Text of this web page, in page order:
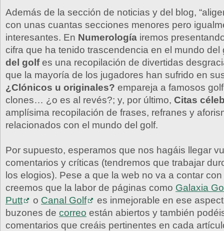
Además de la sección de noticias y del blog,
con unas cuantas secciones menores pero
interesantes. En Numerología iremos
cifra que ha tenido trascendencia en el mundo del
del golfes una recopilación de divertidas
que la mayoría de los jugadores han sufrido en
¿Clónicos u originales? empareja a famosos
clones… ¿o es al revés?; y, por último, Citas
amplísima recopilación de frases, refranes y
relacionados con el mundo del golf.
Por supuesto, esperamos que nos hagáis llegar
comentarios y críticas (tendremos que trabajar
los elogios). Pese a que la web no va a contar
creemos que la labor de páginas como Galaxia
Putt
o Canal Golf
es inmejorable en ese
buzones de correo están abiertos y también
comentarios que creáis pertinentes en cada